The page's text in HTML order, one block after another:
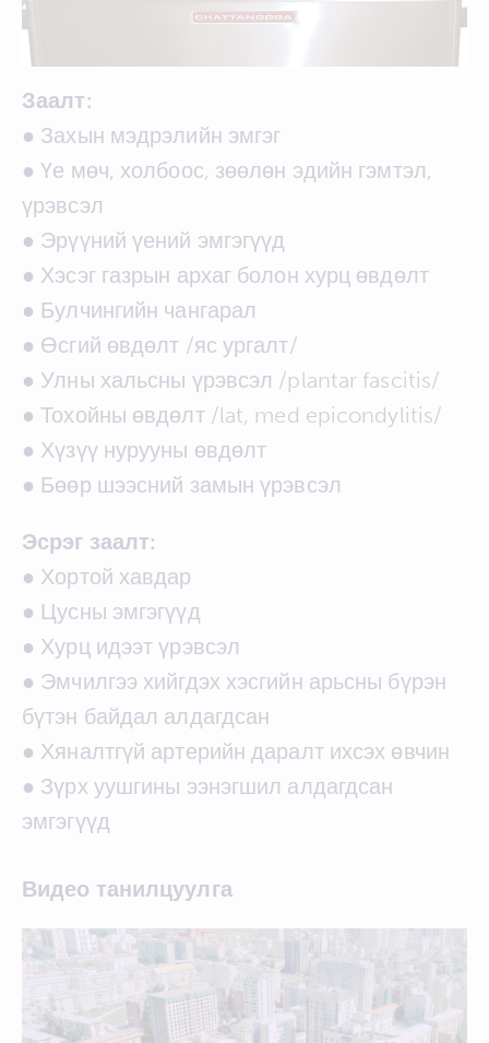
Заалт:
● Захын мэдрэлийн эмгэг
● Үе мөч, холбоос, зөөлөн эдийн гэмтэл,
үрэвсэл
● Эрүүний үений эмгэгүүд
● Хэсэг газрын архаг болон хурц өвдөлт
● Булчингийн чангарал
● Өсгий өвдөлт /яс ургалт/
● Улны хальсны үрэвсэл /plantar fascitis/
● Тохойны өвдөлт /lat, med epicondylitis/
● Хүзүү нурууны өвдөлт
● Бөөр шээсний замын үрэвсэл
Эсрэг заалт:
● Хортой хавдар
● Цусны эмгэгүүд
● Хурц идээт үрэвсэл
● Эмчилгээ хийгдэх хэсгийн арьсны бүрэн
бүтэн байдал алдагдсан
● Хяналтгүй артерийн даралт ихсэх өвчин
● Зүрх уушгины ээнэгшил алдагдсан
эмгэгүүд
Видео танилцуулга